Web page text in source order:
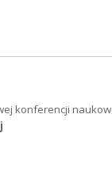
konferencji